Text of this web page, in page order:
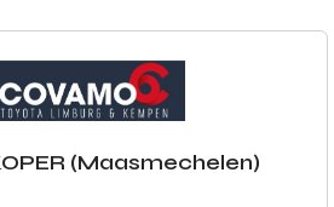
(Maasmechelen)